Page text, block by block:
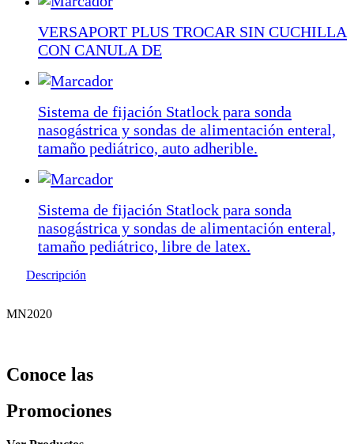
VERSAPORT PLUS TROCAR SIN CUCHILLA
CON CANULA DE
Sistema de fijación Statlock para sonda
nasogástrica y sondas de alimentación enteral,
tamaño pediátrico, auto adherible.
Sistema de fijación Statlock para sonda
nasogástrica y sondas de alimentación enteral,
tamaño pediátrico, libre de latex.
Descripción
MN2020
Conoce las
Promociones